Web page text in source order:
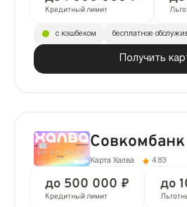
Кредитный лимит
Получить
с кэшбеком бесплатное
Совкомбанк
Карта Халва 4.83
до 500 000 ₽
Кредитный лимит
до